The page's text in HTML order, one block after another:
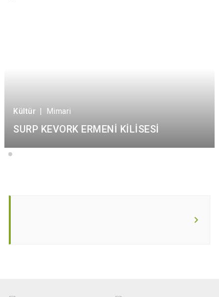
Kültür | Mimari
SURP KEVORK ERMENİ KİLİSESİ